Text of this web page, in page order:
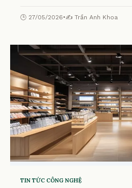
🕒 27/05/2026•✍️ Trần Anh Khoa
TIN TỨC CÔNG NGHỆ